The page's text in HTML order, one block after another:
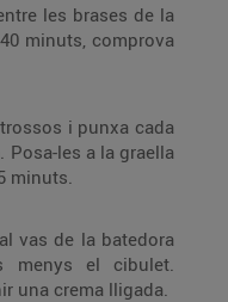
les brases de la
minuts, comprova
i punxa cada
les a la graella
minuts.
vas de la batedora
menys el cibulet.
una crema lligada.